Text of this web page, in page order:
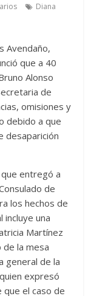
Diana
Avendaño,
que a 40
Alonso
de
omisiones y
debido a que
desaparición
que entregó a
de
los hechos de
incluye una
Martínez
de la mesa
general de la
expresó
el caso de